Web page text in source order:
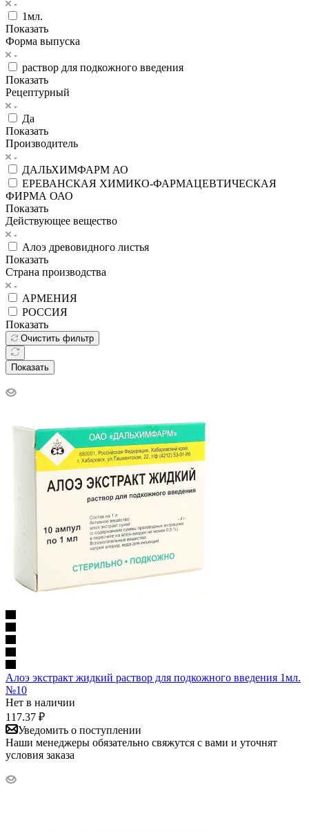
1мл.
Показать
Форма выпуска
раствор для подкожного введения
Показать
Рецептурный
Да
Показать
Производитель
ДАЛЬХИМФАРМ АО
ЕРЕВАНСКАЯ ХИМИКО-ФАРМАЦЕВТИЧЕСКАЯ
ФИРМА ОАО
Показать
Действующее вещество
Алоэ древовидного листья
Показать
Страна производства
АРМЕНИЯ
РОССИЯ
Показать
Очистить фильтр
Показать
Алоэ экстракт жидкий раствор для подкожного введения 1мл.
№10
Нет в наличии
117.37 ₽
Уведомить о поступлении
Наши менеджеры обязательно свяжутся с вами и уточнят
условия заказа